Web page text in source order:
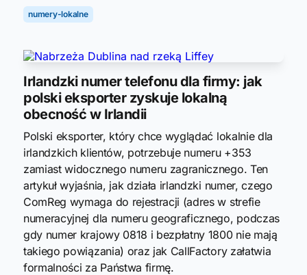
numery-lokalne
Irlandzki numer telefonu dla firmy: jak
polski eksporter zyskuje lokalną
obecność w Irlandii
Polski eksporter, który chce wyglądać lokalnie dla
irlandzkich klientów, potrzebuje numeru +353
zamiast widocznego numeru zagranicznego. Ten
artykuł wyjaśnia, jak działa irlandzki numer, czego
ComReg wymaga do rejestracji (adres w strefie
numeracyjnej dla numeru geograficznego, podczas
gdy numer krajowy 0818 i bezpłatny 1800 nie mają
takiego powiązania) oraz jak CallFactory załatwia
formalności za Państwa firmę.